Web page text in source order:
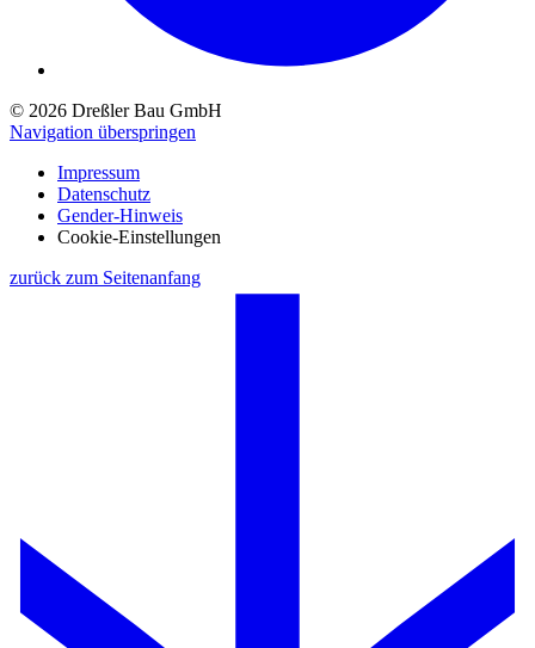
© 2026 Dreßler Bau GmbH
Navigation überspringen
Impressum
Datenschutz
Gender-Hinweis
Cookie-Einstellungen
zurück zum Seitenanfang